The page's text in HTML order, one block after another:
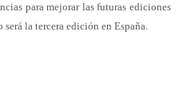
para mejorar las futuras ediciones
la tercera edición en España.